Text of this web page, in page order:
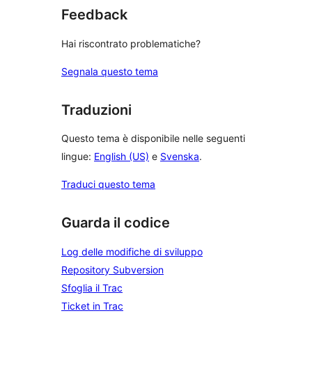
Feedback
Hai riscontrato problematiche?
Segnala questo tema
Traduzioni
Questo tema è disponibile nelle seguenti
lingue: English (US) e Svenska.
Traduci questo tema
Guarda il codice
Log delle modifiche di sviluppo
Repository Subversion
Sfoglia il Trac
Ticket in Trac